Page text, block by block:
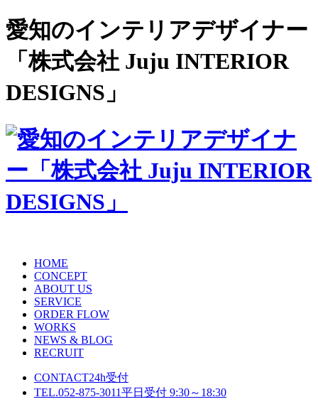
愛知のインテリアデザイナー
「株式会社 Juju INTERIOR
DESIGNS」
HOME
CONCEPT
ABOUT US
SERVICE
ORDER FLOW
WORKS
NEWS & BLOG
RECRUIT
CONTACT24h受付
TEL.052-875-3011平日受付 9:30～18:30